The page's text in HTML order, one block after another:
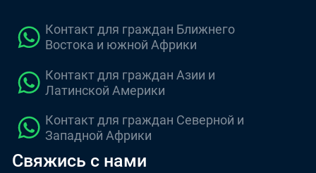
Контакт для граждан Ближнего
Востока и южной Африки
Контакт для граждан Азии и
Латинской Америки
Контакт для граждан Северной и
Западной Африки
Свяжись с нами